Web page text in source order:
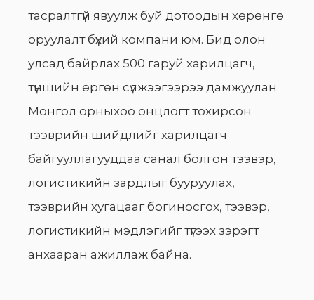
тасралтгүй явуулж буй дотоодын хөрөнгө
оруулалт бүхий компани юм. Бид олон
улсад байрлах 500 гаруй харилцагч,
түншийн өргөн сүлжээгээрээ дамжуулан
Монгол орныхоо онцлогт тохирсон
тээврийн шийдлийг харилцагч
байгууллагууддаа санал болгон тээвэр,
логистикийн зардлыг бууруулах,
тээврийн хугацааг богиносгох, тээвэр,
логистикийн мэдлэгийг түгээх зэрэгт
анхааран ажиллаж байна.